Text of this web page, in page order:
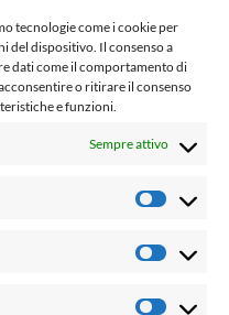
tecnologie come i cookie per
del dispositivo. Il consenso a
dati come il comportamento di
o ritirare il consenso
e funzioni.
Sempre attivo
Luperini
testata giornalistica in
periodicità. Non può
non è responsabile per